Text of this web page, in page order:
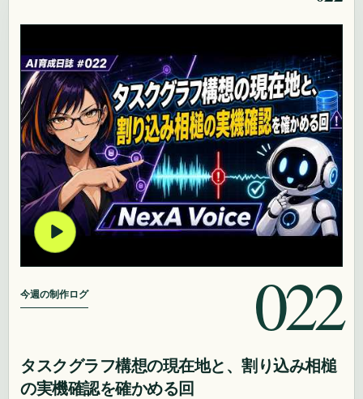
今週の制作ログ 022
タスクグラフ構想の現在地と、割り込み相槌
の実機確認を確かめる回